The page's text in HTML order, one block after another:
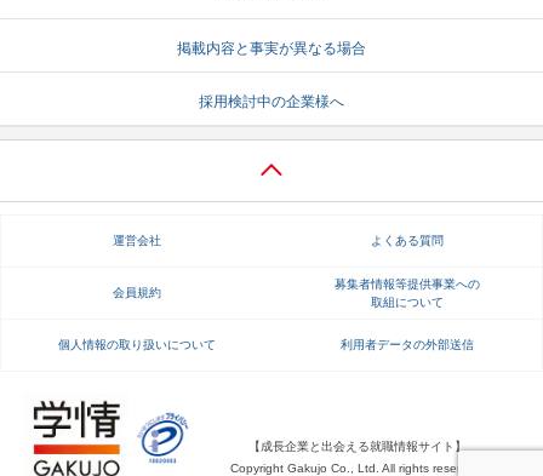
掲載内容と事実が異なる場合
採用検討中の企業様へ
運営会社 よくある質問
会員規約
募集者情報等提供事業への
取組について
個人情報の取り扱いについて 利用者データの外部送信
【成長企業と出会える就職情報サイト】
Copyright Gakujo Co., Ltd. All rights reserved.